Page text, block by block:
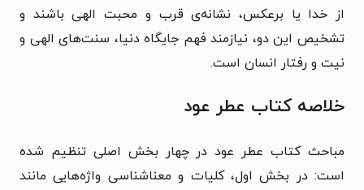
از خدا یا برعکس، نشانه‌ی قرب و محبت الهی باشند و
تشخیص این دو، نیازمند فهم جایگاه دنیا، سنت‌های الهی و
نیت و رفتار انسان است.
خلاصه کتاب عطر عود
مباحثکتاب عطر عوددر چهار بخش اصلی تنظیم شده
است: در بخش اول، کلیات و معناشناسی واژه‌هایی مانند